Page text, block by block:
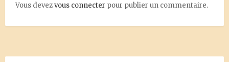
Vous devezvous connecter pour publier un commentaire.